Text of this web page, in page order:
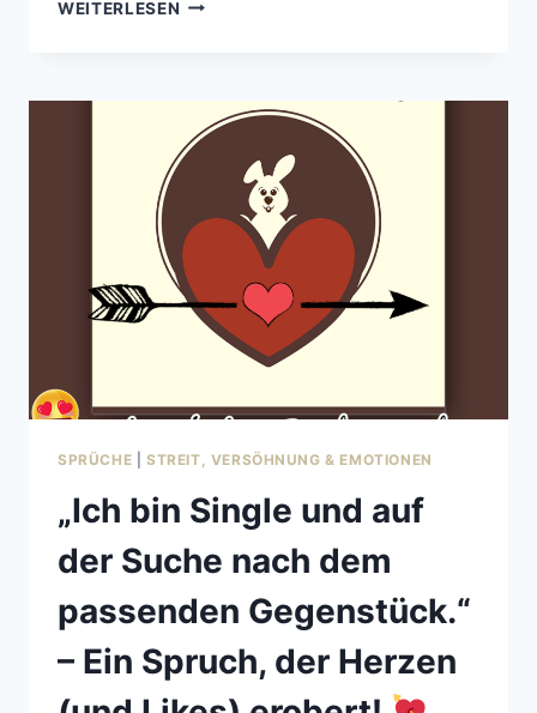
WEITERLESEN
STICHT…“
GOTTFRIED
AUGUST
BÜRGER
ÜBER
KRITIK
UND
SELBSTBEWUSSTSEIN
SPRÜCHE STREIT, VERSÖHNUNG & EMOTIONEN
„Ich bin Single und auf
der Suche nach dem
passenden Gegenstück.“
– Ein Spruch, der Herzen